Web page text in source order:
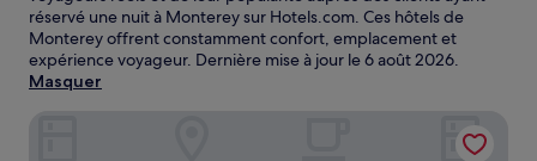
réservé une nuit à Monterey sur Hotels.com. Ces hôtels de
Monterey offrent constamment confort, emplacement et
expérience voyageur. Dernière mise à jour le6 août 2026.
Masquer